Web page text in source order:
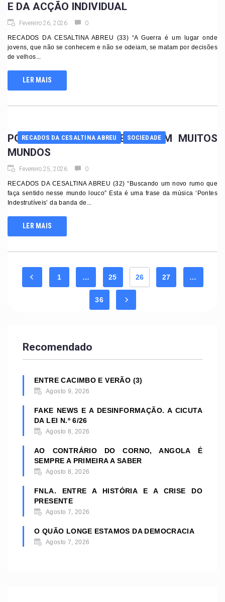
E DA ACÇÃO INDIVIDUAL
Fevereiro 26, 2026 0
RECADOS DA CESALTINA ABREU (33) “A Guerra é um lugar onde
jovens, que não se conhecem e não se odeiam, se matam por decisões
de velhos...
LER MAIS
RECADOS DA CESALTINA ABREU SOCIEDADE
POR UM MUNDO ONDE CAIBAM MUITOS
MUNDOS
Fevereiro 25, 2026 0
RECADOS DA CESALTINA ABREU (32) “Buscando um novo rumo que
faça sentido nesse mundo louco” Esta é uma frase da música ‘Pontes
Indestrutíveis’ da banda de...
LER MAIS
1 … 25 26 27 …
36
Recomendado
ENTRE CACIMBO E VERÃO (3)
Agosto 9, 2026
FAKE NEWS E A DESINFORMAÇÃO. A CICUTA
DA LEI N.º 6/26
Agosto 8, 2026
AO CONTRÁRIO DO CORNO, ANGOLA É
SEMPRE A PRIMEIRA A SABER
Agosto 8, 2026
FNLA. ENTRE A HISTÓRIA E A CRISE DO
PRESENTE
Agosto 7, 2026
O QUÃO LONGE ESTAMOS DA DEMOCRACIA
Agosto 7, 2026